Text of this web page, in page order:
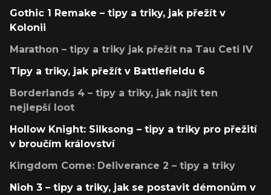
Gothic 1 Remake – tipy a triky, jak přežít v
Kolonii
Marathon – tipy a triky jak přežít na Tau Ceti IV
Tipy a triky, jak přežít v Battlefieldu 6
Borderlands 4 – tipy a triky, jak najít ten
nejlepší loot
Hollow Knight: Silksong – tipy a triky pro přežití
v broučím království
Kingdom Come: Deliverance 2 – tipy a triky
Nioh 3 – tipy a triky, jak se postavit démonům v